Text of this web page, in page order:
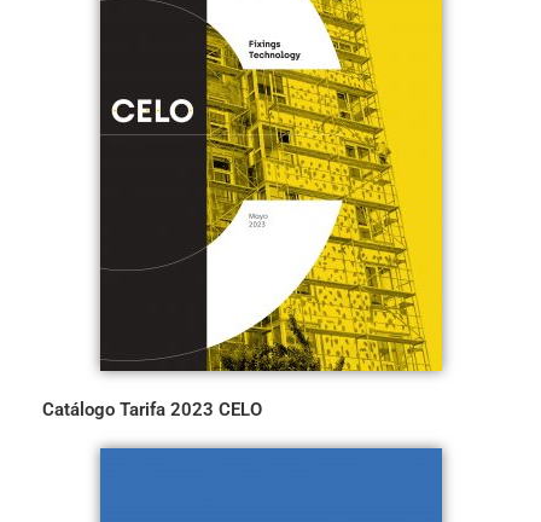
Catálogo Tarifa 2023 CELO